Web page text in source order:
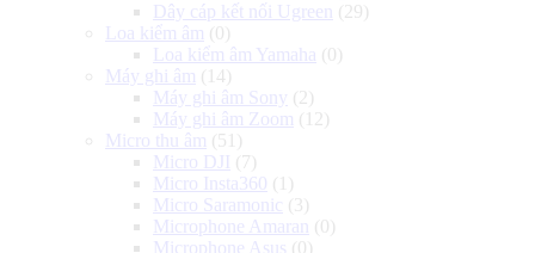
Dây cáp kết nối Ugreen
(29)
Loa kiểm âm (0)
Loa kiểm âm Yamaha (0)
Máy ghi âm (14)
Máy ghi âm Sony (2)
Máy ghi âm Zoom (12)
Micro thu âm (51)
Micro DJI (7)
Micro Insta360 (1)
Micro Saramonic (3)
Microphone Amaran
(0)
Microphone Asus (0)